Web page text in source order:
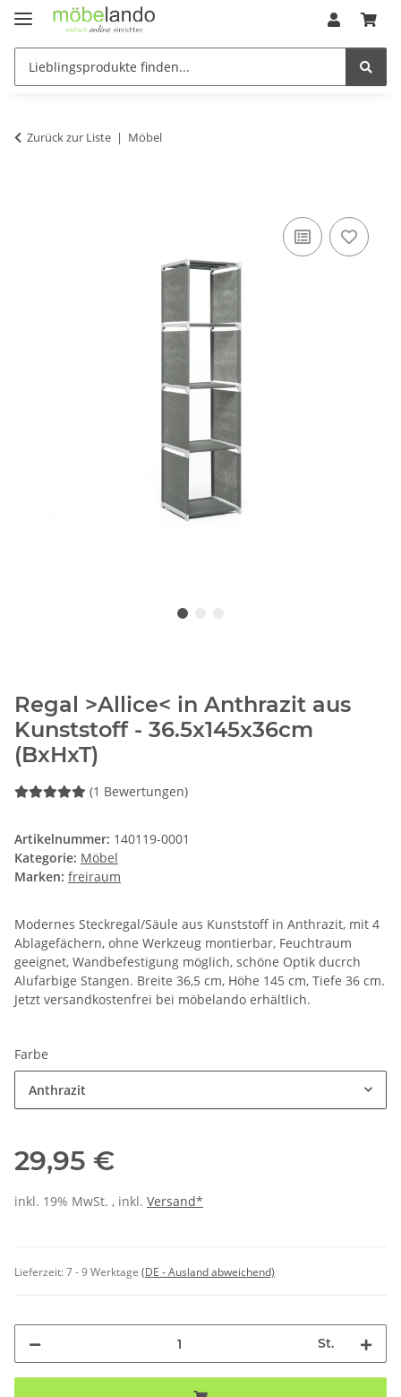
Zurück zur Liste Möbel
Regal >Allice< in Anthrazit aus
Kunststoff - 36.5x145x36cm
(BxHxT)
(1 Bewertungen)
Artikelnummer: 140119-0001
Kategorie: Möbel
Marken: freiraum
Modernes Steckregal/Säule aus Kunststoff in Anthrazit, mit 4
Ablagefächern, ohne Werkzeug montierbar, Feuchtraum
geeignet, Wandbefestigung möglich, schöne Optik ducrch
Alufarbige Stangen. Breite 36,5 cm, Höhe 145 cm, Tiefe 36 cm.
Jetzt versandkostenfrei bei möbelando erhältlich.
Farbe
Anthrazit
29,95 €
inkl. 19% MwSt. , inkl. Versand*
Lieferzeit:7 - 9 Werktage (DE - Ausland abweichend)
St.